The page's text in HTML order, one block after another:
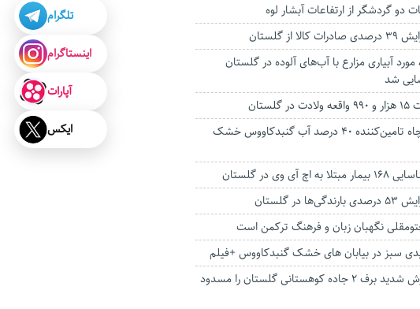
دو گردشگر از ارتفاعات آبشار لوه
کالا از گلستان
۸۷ مورد آبیاری مزارع با آب‌های آلوده در گلستان
شد
در گلستان
۲ چاه تامین‌کننده ۴۰ درصد آب گنبدکاووس خشک
مبتلا به اچ آی وی در گلستان
در گلستان
نگهبان زبان و فرهنگ ترکمن است
سبز در بیابان های خشک گنبدکاووس +فیلم
ریزش شدید برف ۲ جاده کوهستانی گلستان را مسدود
تلگرام
اینستاگرام
آپارات
ایکس